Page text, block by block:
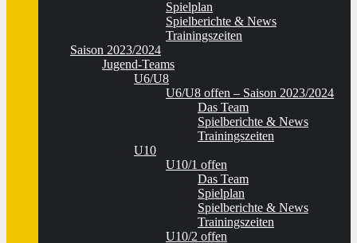
Spielplan
Spielberichte & News
Trainingszeiten
Saison 2023/2024
Jugend-Teams
U6/U8
U6/U8 offen – Saison 2023/2024
Das Team
Spielberichte & News
Trainingszeiten
U10
U10/1 offen
Das Team
Spielplan
Spielberichte & News
Trainingszeiten
U10/2 offen